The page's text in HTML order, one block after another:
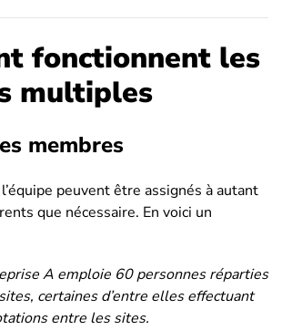
fonctionnent les
multiples
membres
peuvent être assignés à autant
que nécessaire. En voici un
A emploie 60 personnes réparties
certaines d’entre elles effectuant
entre les sites.